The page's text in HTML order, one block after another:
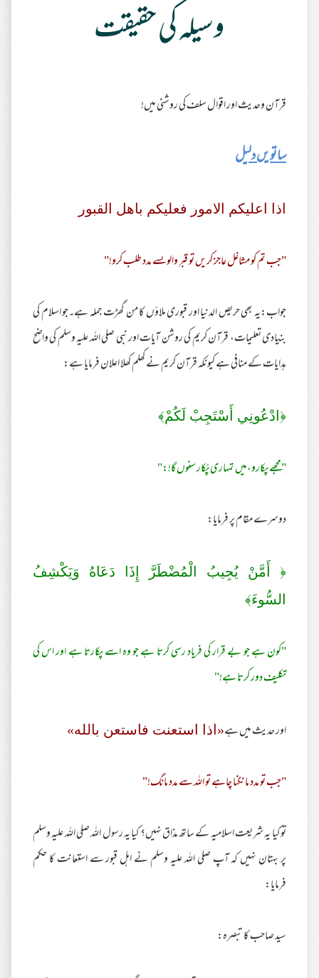
وسیلہ کی حقیقت
قرآن وحدیث اور اقوال سلف کی روشنی میں!
ساتویں دلیل
اذا اعليكم الامور فعليكم باهل القبور
"جب تم کو مشاغل عاجز کریں تو قبر والوںسے مدد طلب کرو!"
جواب:یہ بھی حریص الدنیا اور قبوری ملاؤں کا من گھڑت جملہ ہے۔جو اسلام کی
بنیادی تعلیمات، قرآن کریم کی روشن آیات اور نبی صلی اللہ علیہ وسلم کی واضح
ہدایات کے منافی ہے کیونکہ قرآن کریم نے کھلم کھلا اعلان فرمایا ہے:
﴿ادْعُونِي أَسْتَجِبْ لَكُمْ﴾
"مجھے پکارو،میں تمہاری پُکار سنوں گا!:"
دوسرے مقام پر فرمایا:
﴿ أَمَّنْ يُجِيبُ الْمُضْطَرَّ إِذَا دَعَاهُ وَيَكْشِفُ
السُّوءَ﴾
"کون ہے جو بے قرار کی فریاد رسی کرتا ہے جو وہ اسے پکارتا ہے اور اس کی
تکلیف دور کرتا ہے!"
اور حدیث میں ہے«اذا استعنت فاستعن بالله»
"جب تو مدد مانگنا چاہے تو اللہ سے مدد مانگ!"
تو کیا یہ شریعت اسلامیہ کے ساتھ مذاق نہیں؟ کیا یہ رسول اللہ صلی اللہ علیہ وسلم
پر بہتان نہیں کہ آپ صلی اللہ علیہ وسلم نے اہل قبور سے استعانت کا حکم
فرمایا:
سید صاحب کا تبصرہ: